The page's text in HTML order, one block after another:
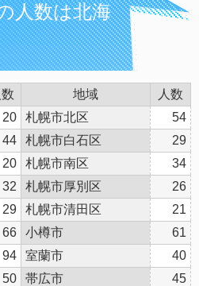
人数は北海
数 地域
人数
20 札幌市北区
54
44 札幌市白石区
29
20 札幌市南区
34
32 札幌市厚別区
26
29 札幌市清田区
21
66 小樽市
61
94 室蘭市
40
50 帯広市
45